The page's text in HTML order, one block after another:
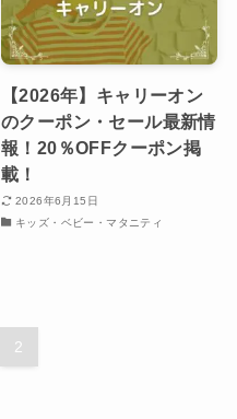
【2026年】キャリーオン
のクーポン・セール最新情
報！20％OFFクーポン掲
載！
2026年6月15日
キッズ・ベビー・マタニティ
2